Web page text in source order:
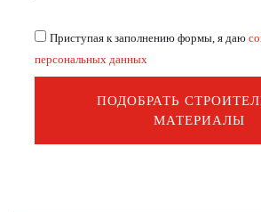
Приступая к заполнению формы, я даю
персональных данных
ПОДОБРАТЬ
МАТЕРИАЛЫ